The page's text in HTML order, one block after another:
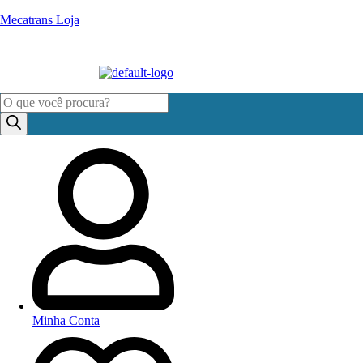
Mecatrans Loja
Pesquisar
produtos
Minha Conta